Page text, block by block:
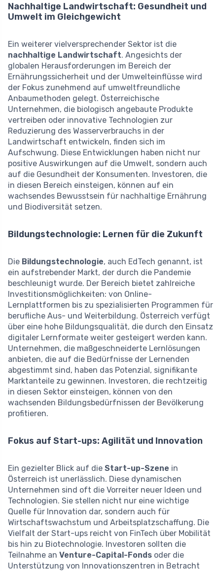
Nachhaltige Landwirtschaft: Gesundheit und
Umwelt im Gleichgewicht
Ein weiterer vielversprechender Sektor ist die
nachhaltige Landwirtschaft. Angesichts der
globalen Herausforderungen im Bereich der
Ernährungssicherheit und der Umwelteinflüsse wird
der Fokus zunehmend auf umweltfreundliche
Anbaumethoden gelegt. Österreichische
Unternehmen, die biologisch angebaute Produkte
vertreiben oder innovative Technologien zur
Reduzierung des Wasserverbrauchs in der
Landwirtschaft entwickeln, finden sich im
Aufschwung. Diese Entwicklungen haben nicht nur
positive Auswirkungen auf die Umwelt, sondern auch
auf die Gesundheit der Konsumenten. Investoren, die
in diesen Bereich einsteigen, können auf ein
wachsendes Bewusstsein für nachhaltige Ernährung
und Biodiversität setzen.
Bildungstechnologie: Lernen für die Zukunft
Die Bildungstechnologie, auch EdTech genannt, ist
ein aufstrebender Markt, der durch die Pandemie
beschleunigt wurde. Der Bereich bietet zahlreiche
Investitionsmöglichkeiten: von Online-
Lernplattformen bis zu spezialisierten Programmen für
berufliche Aus- und Weiterbildung. Österreich verfügt
über eine hohe Bildungsqualität, die durch den Einsatz
digitaler Lernformate weiter gesteigert werden kann.
Unternehmen, die maßgeschneiderte Lernlösungen
anbieten, die auf die Bedürfnisse der Lernenden
abgestimmt sind, haben das Potenzial, signifikante
Marktanteile zu gewinnen. Investoren, die rechtzeitig
in diesen Sektor einsteigen, können von den
wachsenden Bildungsbedürfnissen der Bevölkerung
profitieren.
Fokus auf Start-ups: Agilität und Innovation
Ein gezielter Blick auf die Start-up-Szene in
Österreich ist unerlässlich. Diese dynamischen
Unternehmen sind oft die Vorreiter neuer Ideen und
Technologien. Sie stellen nicht nur eine wichtige
Quelle für Innovation dar, sondern auch für
Wirtschaftswachstum und Arbeitsplatzschaffung. Die
Vielfalt der Start-ups reicht von FinTech über Mobilität
bis hin zu Biotechnologie. Investoren sollten die
Teilnahme an Venture-Capital-Fonds oder die
Unterstützung von Innovationszentren in Betracht